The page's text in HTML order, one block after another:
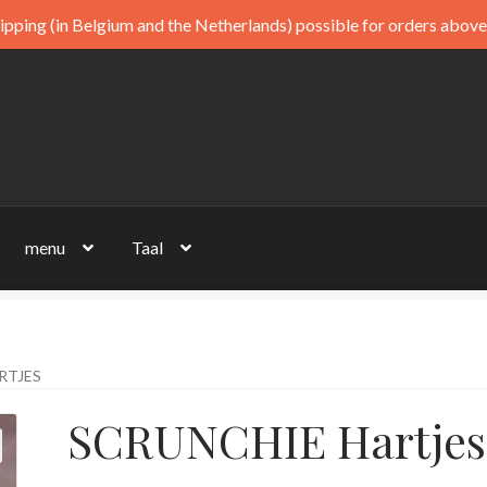
menu Taal
SCRUNCHIE Hartjes
(in Belgium and the Netherlands) possible for orders above